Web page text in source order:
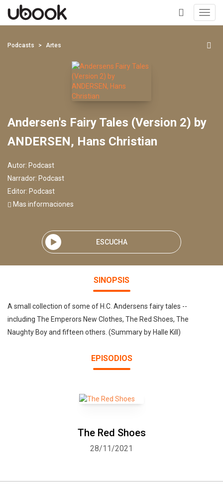
+
Podcasts Artes
Andersen's Fairy Tales (Version 2) by
ANDERSEN, Hans Christian
Autor: Podcast
Narrador: Podcast
Editor: Podcast
Mas informaciones
ESCUCHA
SINOPSIS
A small collection of some of H.C. Andersens fairy tales --
including The Emperors New Clothes, The Red Shoes, The
Naughty Boy and fifteen others. (Summary by Halle Kill)
EPISODIOS
The Red Shoes
28/11/2021